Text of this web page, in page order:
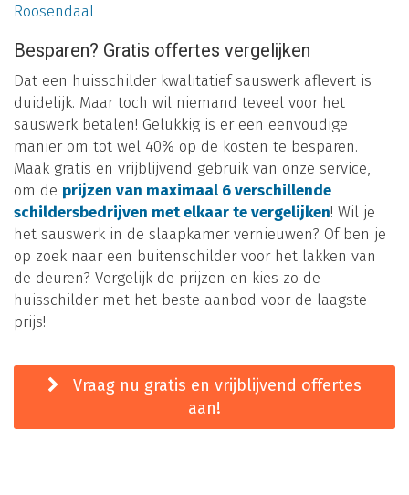
Roosendaal
Besparen? Gratis offertes vergelijken
Dat een huisschilder kwalitatief sauswerk aflevert is
duidelijk. Maar toch wil niemand teveel voor het
sauswerk betalen! Gelukkig is er een eenvoudige
manier om tot wel 40% op de kosten te besparen.
Maak gratis en vrijblijvend gebruik van onze service,
om de prijzen van maximaal 6 verschillende
schildersbedrijven met elkaar te vergelijken! Wil je
het sauswerk in de slaapkamer vernieuwen? Of ben je
op zoek naar een buitenschilder voor het lakken van
de deuren? Vergelijk de prijzen en kies zo de
huisschilder met het beste aanbod voor de laagste
prijs!
Vraag nu gratis en vrijblijvend offertes
aan!